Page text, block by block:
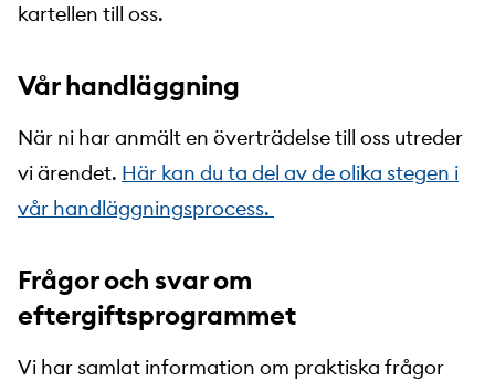
kartellen till oss.
Vår handläggning
När ni har anmält en överträdelse till oss utreder
vi ärendet. Här kan du ta del av de olika stegen i
vår handläggningsprocess.
Frågor och svar om
eftergiftsprogrammet
Vi har samlat information om praktiska frågor